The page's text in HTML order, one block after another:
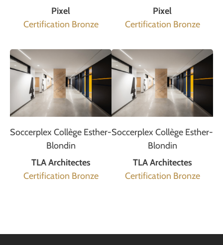
Pixel
Certification Bronze
Soccerplex Collège Esther-
Blondin
TLA Architectes
Certification Bronze
Pixel
Certification Bronze
Soccerplex Collège Esther-
Blondin
TLA Architectes
Certification Bronze